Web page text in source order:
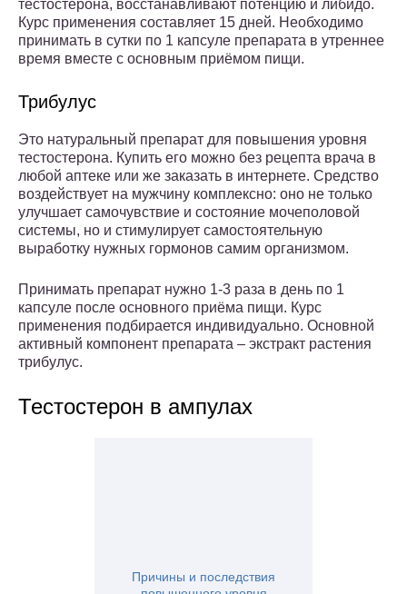
тестостерона, восстанавливают потенцию и либидо.
Курс применения составляет 15 дней. Необходимо
принимать в сутки по 1 капсуле препарата в утреннее
время вместе с основным приёмом пищи.
Трибулус
Это натуральный препарат для повышения уровня
тестостерона. Купить его можно без рецепта врача в
любой аптеке или же заказать в интернете. Средство
воздействует на мужчину комплексно: оно не только
улучшает самочувствие и состояние мочеполовой
системы, но и стимулирует самостоятельную
выработку нужных гормонов самим организмом.
Принимать препарат нужно 1-3 раза в день по 1
капсуле после основного приёма пищи. Курс
применения подбирается индивидуально. Основной
активный компонент препарата – экстракт растения
трибулус.
Тестостерон в ампулах
Причины и последствия